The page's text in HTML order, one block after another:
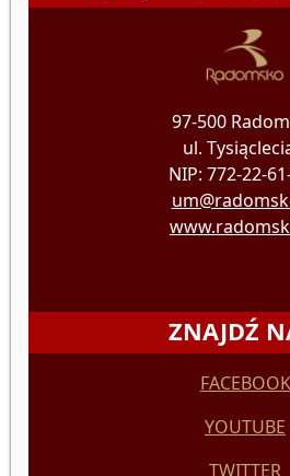
97-500
ul.
NIP: 772-22-
ZNAJDŹ
FACEBOOK
YOUTUBE
TWITTER